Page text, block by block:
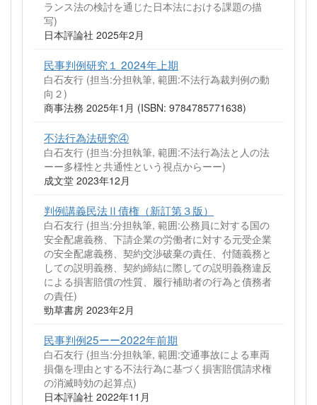
ランス法の検討を通じた日本法における課題の描
写)
日本評論社 2025年2月
民事判例研究１ 2024年上期
白石友行 (担当:分担執筆, 範囲:不法行為裁判例の動
向２)
商事法務 2025年1月 (ISBN: 9784785771638)
不法行為法研究④
白石友行 (担当:分担執筆, 範囲:不法行為法と人の法
ーー多様性と共通性という視点からーー)
成文堂 2023年12月
判例講義民法Ⅱ債権（新訂第３版）
白石友行 (担当:分担執筆, 範囲:公務員に対する国の
安全配慮義務、下請企業の労働者に対する元受企業
の安全配慮義務、契約交渉破棄の責任、付随義務と
しての説明義務、契約締結に際しての説明義務違反
による損害賠償の性質、履行補助者の行為と債務者
の責任)
勁草書房 2023年2月
民事判例25ーー2022年前期
白石友行 (担当:分担執筆, 範囲:交通事故による車両
損傷を理由とする不法行為に基づく損害賠償請求権
の消滅時効の起算点)
日本評論社 2022年11月